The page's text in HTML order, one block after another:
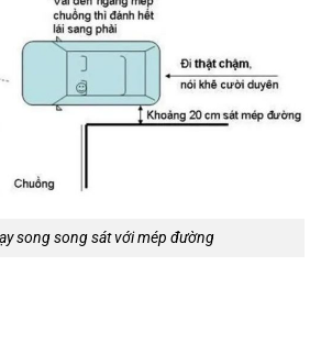
song song sát với mép đường